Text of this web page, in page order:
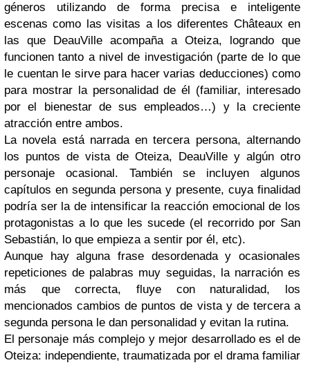
géneros utilizando de forma precisa e inteligente
escenas como las visitas a los diferentes Châteaux en
las que DeauVille acompaña a Oteiza, logrando que
funcionen tanto a nivel de investigación (parte de lo que
le cuentan le sirve para hacer varias deducciones) como
para mostrar la personalidad de él (familiar, interesado
por el bienestar de sus empleados…) y la creciente
atracción entre ambos.
La novela está narrada en tercera persona, alternando
los puntos de vista de Oteiza, DeauVille y algún otro
personaje ocasional. También se incluyen algunos
capítulos en segunda persona y presente, cuya finalidad
podría ser la de intensificar la reacción emocional de los
protagonistas a lo que les sucede (el recorrido por San
Sebastián, lo que empieza a sentir por él, etc).
Aunque hay alguna frase desordenada y ocasionales
repeticiones de palabras muy seguidas, la narración es
más que correcta, fluye con naturalidad, los
mencionados cambios de puntos de vista y de tercera a
segunda persona le dan personalidad y evitan la rutina.
El personaje más complejo y mejor desarrollado es el de
Oteiza: independiente, traumatizada por el drama familiar